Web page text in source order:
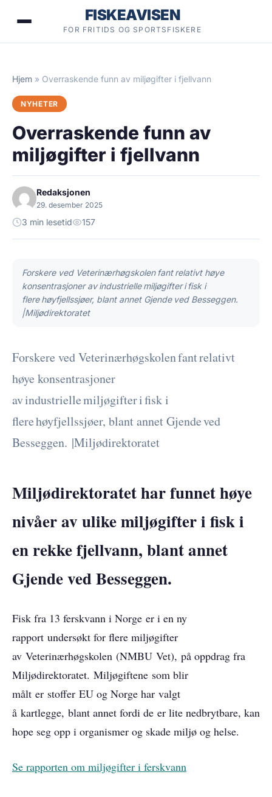
FISKEAVISEN
FOR FRITIDS OG SPORTSFISKERE
Hjem » Overraskende funn av miljøgifter i fjellvann
NYHETER
Overraskende funn av
miljøgifter i fjellvann
Redaksjonen
29. desember 2025
3 min lesetid 157
Forskere ved Veterinærhøgskolen fant relativt høye
konsentrasjoner av industrielle miljøgifter i fisk i
flere høyfjellssjøer, blant annet Gjende ved Besseggen.
|Miljødirektoratet
Forskere ved Veterinærhøgskolen fant relativt
høye konsentrasjoner
av industrielle miljøgifter i fisk i
flere høyfjellssjøer, blant annet Gjende ved
Besseggen. |Miljødirektoratet
Miljødirektoratet har funnet høye
nivåer av ulike miljøgifter i fisk i
en rekke fjellvann, blant annet
Gjende ved Besseggen.
Fisk fra 13 ferskvann i Norge er i en ny
rapport undersøkt for flere miljøgifter
av Veterinærhøgskolen (NMBU Vet), på oppdrag fra
Miljødirektoratet. Miljøgiftene som blir
målt er stoffer EU og Norge har valgt
å kartlegge, blant annet fordi de er lite nedbrytbare, kan
hope seg opp i organismer og skade miljø og helse.
Se rapporten om miljøgifter i ferskvann